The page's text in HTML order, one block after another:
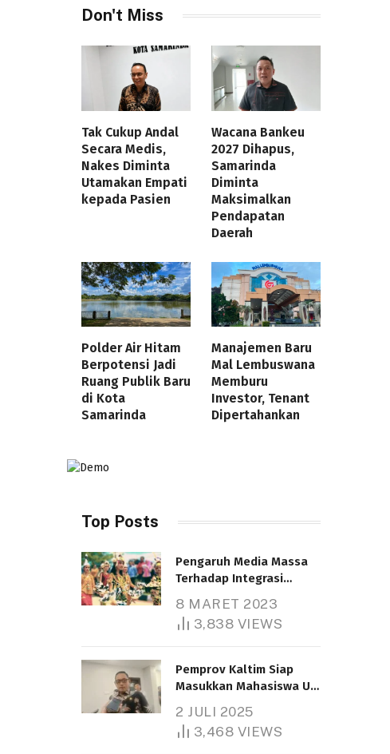
Don't Miss
Tak Cukup Andal
Secara Medis,
Nakes Diminta
Utamakan Empati
kepada Pasien
Wacana Bankeu
2027 Dihapus,
Samarinda
Diminta
Maksimalkan
Pendapatan
Daerah
Polder Air Hitam
Berpotensi Jadi
Ruang Publik Baru
di Kota
Samarinda
Manajemen Baru
Mal Lembuswana
Memburu
Investor, Tenant
Dipertahankan
Top Posts
Pengaruh Media Massa
Terhadap Integrasi
8 MARET 2023
3,838 VIEWS
Pemprov Kaltim Siap
Masukkan Mahasiswa UT
Bantuan Pendidikan
Gratispol
2 JULI 2025
3,468 VIEWS